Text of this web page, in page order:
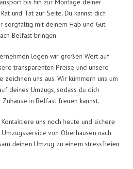
bis hin zur Montage deiner
und Tat zur Seite. Du kannst dich
sorgfältig mit deinem Hab und Gut
Belfast bringen.
legen wir großen Wert auf
transparenten Preise und unsere
zeichnen uns aus. Wir kümmern uns um
deines Umzugs, sodass du dich
in Belfast freuen kannst.
uns noch heute und sichere
von Oberhausen nach
deinen Umzug zu einem stressfreien